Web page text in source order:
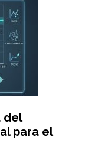
del
para el